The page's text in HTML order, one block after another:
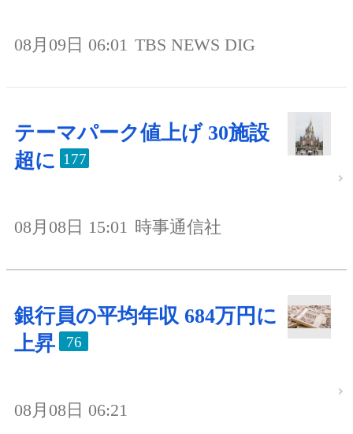
08月09日 06:01 TBS NEWS DIG
テーマパーク値上げ 30施設
超に 177
08月08日 15:01 時事通信社
銀行員の平均年収 684万円に
上昇
76
08月08日 06:21